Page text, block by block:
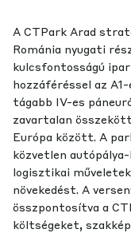
A CTPark Arad
Románia nyugati
kulcsfontosságú
hozzáféréssel az
tágabb IV-es
zavartalan
Európa között. A
közvetlen
logisztikai
növekedést. A
összpontosítva a
költségeket,